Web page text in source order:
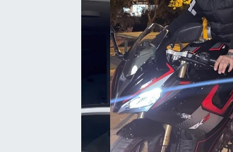
ESKİŞEHİRSPOR